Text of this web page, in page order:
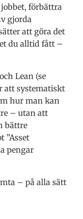
förbättra
gjorda
att göra det
du alltid fått –
Lean (se
att systematiskt
hur man kan
– utan att
bättre
”Asset
pengar
– på alla sätt